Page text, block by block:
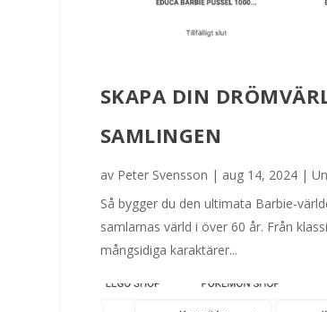
SKAPA DIN
SAMLINGEN
av Peter Svensson | aug 14, 2024|
Så bygger du den ultimata Barbie-
samlarnas värld i över 60 år. Från
mångsidiga karaktärer...